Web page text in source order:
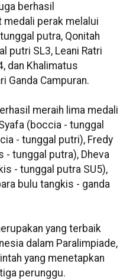
berhasil
perak melalui
putra, Qonitah
putri SL3, Leani Ratri
dan Khalimatus
Ganda Campuran.
meraih lima medali
(boccia - tunggal
- tunggal putri), Fredy
- tunggal putra), Dheva
- tunggal putra SU5),
bulu tangkis - ganda
yang terbaik
dalam Paralimpiade,
yang menetapkan
perunggu.